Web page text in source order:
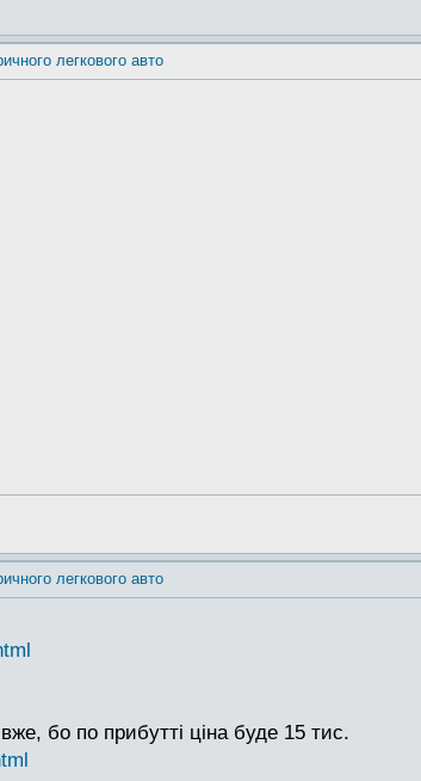
легкового авто
легкового авто
бо по прибутті ціна буде 15 тис.